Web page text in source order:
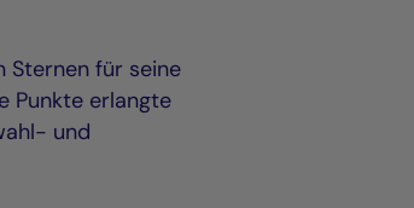
Sternen für seine
Punkte erlangte
und